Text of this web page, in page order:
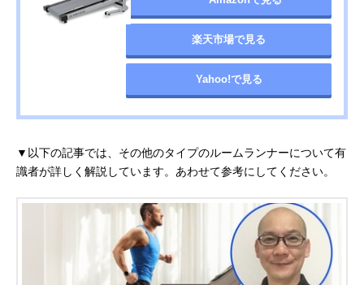
楽天市場で見る
Yahoo!で見る
▼以下の記事では、その他のタイプのルームランナーについて有
識者が詳しく解説しています。あわせて参考にしてください。